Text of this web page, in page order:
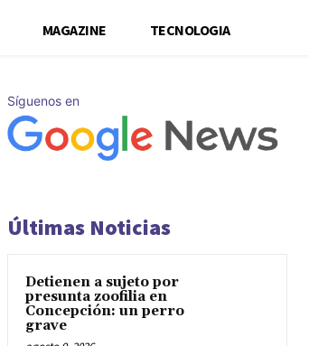
MAGAZINE TECNOLOGIA
Síguenos en
Últimas Noticias
Detienen a sujeto por
presunta zoofilia en
Concepción: un perro
grave